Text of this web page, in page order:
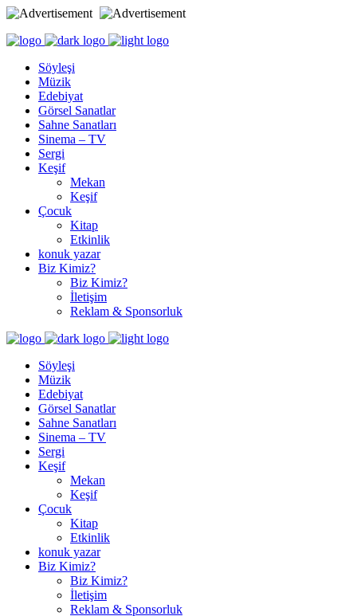
Söyleşi
Müzik
Edebiyat
Görsel Sanatlar
Sahne Sanatları
Sinema – TV
Sergi
Keşif
Mekan
Keşif
Çocuk
Kitap
Etkinlik
konuk yazar
Biz Kimiz?
Biz Kimiz?
İletişim
Reklam & Sponsorluk
Söyleşi
Müzik
Edebiyat
Görsel Sanatlar
Sahne Sanatları
Sinema – TV
Sergi
Keşif
Mekan
Keşif
Çocuk
Kitap
Etkinlik
konuk yazar
Biz Kimiz?
Biz Kimiz?
İletişim
Reklam & Sponsorluk